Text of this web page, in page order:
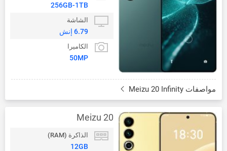
256GB-1TB
الشاشة
6.79 إنش
الكاميرا
50MP
مواصفات Meizu 20 Infinity
Meizu 20
الذاكرة (RAM)
12GB